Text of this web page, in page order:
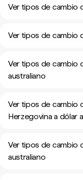
Ver tipos de cambio
Ver tipos de cambio
Ver tipos de cambio
australiano
Ver tipos de cambio
Herzegovina a dólar
Ver tipos de cambio
australiano